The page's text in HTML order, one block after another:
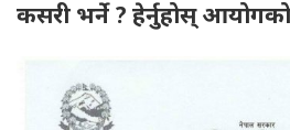
कसरी भर्ने ? हेर्नुहोस्